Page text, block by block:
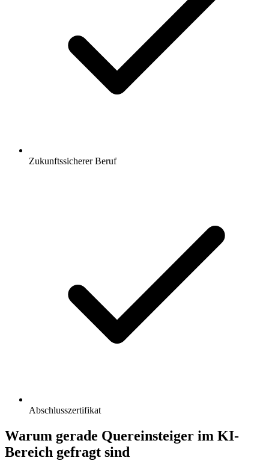
Zukunftssicherer Beruf
Abschlusszertifikat
Warum gerade Quereinsteiger im KI-
Bereich gefragt sind